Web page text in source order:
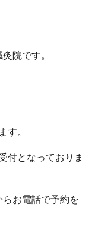
院です。
す。
付となっておりま
お電話で予約を